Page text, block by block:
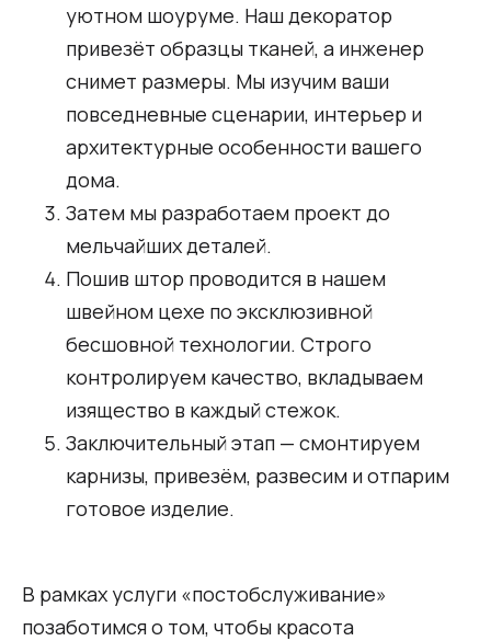
уютном шоуруме. Наш декоратор
привезёт образцы тканей, а инженер
снимет размеры. Мы изучим ваши
повседневные сценарии, интерьер и
архитектурные особенности вашего
дома.
Затем мы разработаем проект до
мельчайших деталей.
Пошив штор проводится в нашем
швейном цехе по эксклюзивной
бесшовной технологии. Строго
контролируем качество, вкладываем
изящество в каждый стежок.
Заключительный этап — смонтируем
карнизы, привезём, развесим и отпарим
готовое изделие.
В рамках услуги «постобслуживание»
позаботимся о том, чтобы красота